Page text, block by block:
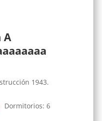
A
1943.
Dormitorios: 6